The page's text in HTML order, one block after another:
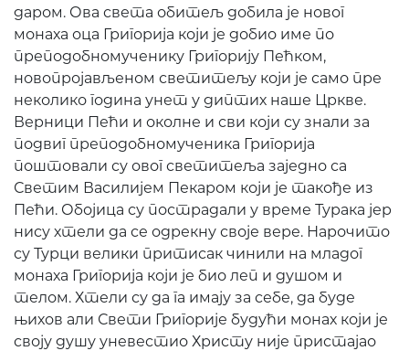
даром. Ова света обитељ добила је новог
монаха оца Григорија који је добио име по
преподобномученику Григорију Пећком,
новопројављеном светитељу који је само пре
неколико година унет у диптих наше Цркве.
Верници Пећи и околне и сви који су знали за
подвиг преподобномученика Григорија
поштовали су овог светитеља заједно са
Светим Василијем Пекаром који је такође из
Пећи. Обојица су пострадали у време Турака јер
нису хтели да се одрекну своје вере. Нарочито
су Турци велики притисак чинили на младог
монаха Григорија који је био леп и душом и
телом. Хтели су да га имају за себе, да буде
њихов али Свети Григорије будући монах који је
своју душу уневестио Христу није пристајао